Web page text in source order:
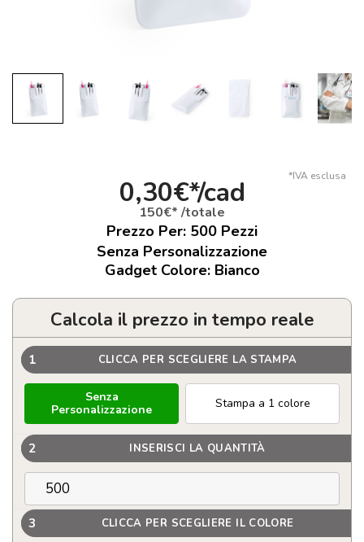
*IVA esclusa
0,30€*/cad
150€* /totale
Prezzo Per: 500 Pezzi
Senza Personalizzazione
Gadget Colore: Bianco
Calcola il prezzo in tempo reale
1 CLICCA PER SCEGLIERE LA STAMPA
Senza
Personalizzazione
Stampa a 1 colore
2 INSERISCI LA QUANTITÀ
3 CLICCA PER SCEGLIERE IL COLORE